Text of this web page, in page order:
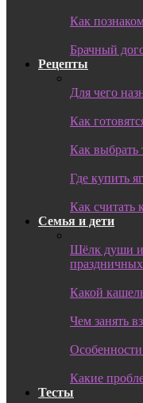
Как
Брачный
Рецепты
Для чего
Как
Как выбрать
Где купить
Как считать
Семья и дети
Шёлк души и
Какой
Чем занять
Какие
Тесты